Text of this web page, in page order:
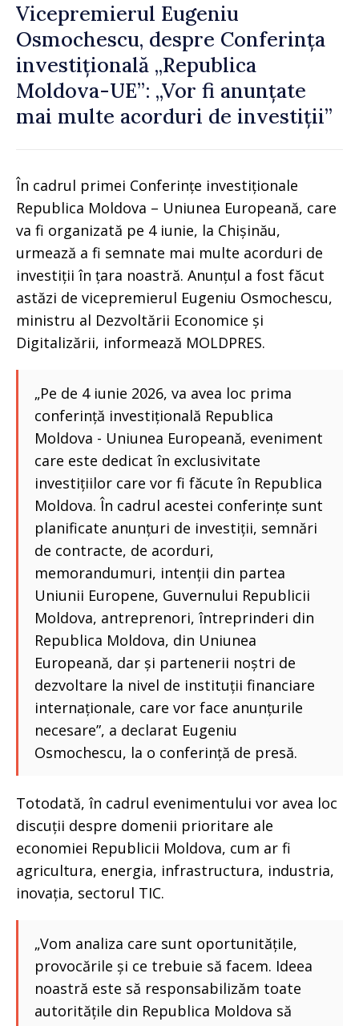
Vicepremierul Eugeniu
Osmochescu, despre Conferința
investițională „Republica
Moldova-UE”: „Vor fi anunțate
mai multe acorduri de investiții”
În cadrul primei Conferințe investiționale
Republica Moldova – Uniunea Europeană, care
va fi organizată pe 4 iunie, la Chișinău,
urmează a fi semnate mai multe acorduri de
investiții în țara noastră. Anunțul a fost făcut
astăzi de vicepremierul Eugeniu Osmochescu,
ministru al Dezvoltării Economice și
Digitalizării, informează MOLDPRES.
„Pe de 4 iunie 2026, va avea loc prima
conferință investițională Republica
Moldova - Uniunea Europeană, eveniment
care este dedicat în exclusivitate
investițiilor care vor fi făcute în Republica
Moldova. În cadrul acestei conferințe sunt
planificate anunțuri de investiții, semnări
de contracte, de acorduri,
memorandumuri, intenții din partea
Uniunii Europene, Guvernului Republicii
Moldova, antreprenori, întreprinderi din
Republica Moldova, din Uniunea
Europeană, dar și partenerii noștri de
dezvoltare la nivel de instituții financiare
internaționale, care vor face anunțurile
necesare”, a declarat Eugeniu
Osmochescu, la o conferință de presă.
Totodată, în cadrul evenimentului vor avea loc
discuții despre domenii prioritare ale
economiei Republicii Moldova, cum ar fi
agricultura, energia, infrastructura, industria,
inovația, sectorul TIC.
„Vom analiza care sunt oportunitățile,
provocările și ce trebuie să facem. Ideea
noastră este să responsabilizăm toate
autoritățile din Republica Moldova să